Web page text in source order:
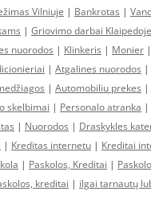
Vilniuje | Bankrotas |
| Griovimo darbai Klaipedoje
nuorodos | Klinkeris | Monier |
| Atgalines nuorodos |
| Automobiliu prekes |
skelbimai | Personalo atranka |
| Nuorodos | Draskykles
| Kreditas internetu | Kreditai
| Paskolos, Kreditai |
kreditai | ilgai tarnautų